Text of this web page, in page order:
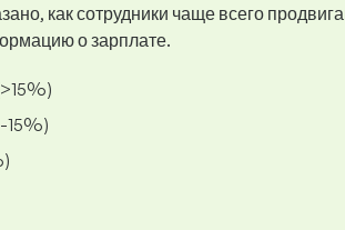
как сотрудники чаще всего
о зарплате.
15%)